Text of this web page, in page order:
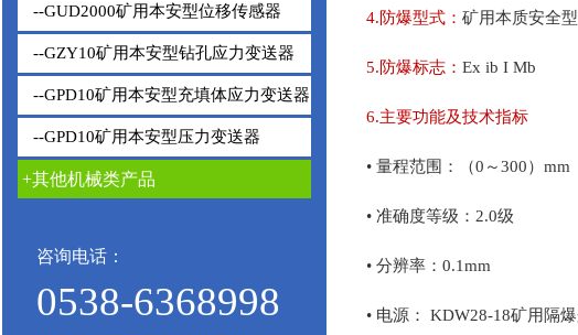
--GUD2000矿用本安型位移传感器
--GZY10矿用本安型钻孔应力变送器
--GPD10矿用本安型充填体应力变送器
--GPD10矿用本安型压力变送器
+其他机械类产品
咨询电话：
0538-6368998
4.防爆型式： 矿用本质安全型
5.防爆标志： Ex ib I Mb
6.主要功能及技术指标
• 量程范围：（0～300）mm
• 准确度等级：2.0级
• 分辨率：0.1mm
• 电源： KDW28-18矿用隔